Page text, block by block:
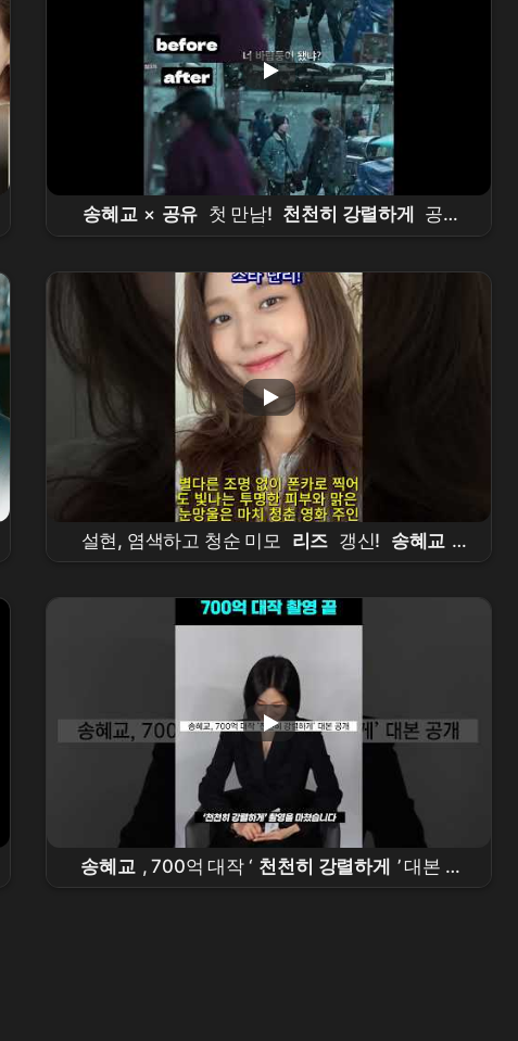
송혜교 × 공유 첫 만남! 천천히 강렬하게
공식
예고편 4K AI 업스케일 | 화질 미쳤다 복고 분위기
설현, 염색하고 청순 미모 리즈 갱신! 송혜교 ·
공유 와 함께하는 대작 ' 천천히 강렬하게 ' 캐스
데님 #워너비스타일 #로에베퍼즐백#안구정화
송혜교 , 700억 대작 ‘ 천천히 강렬하게 ’ 대본 공
개